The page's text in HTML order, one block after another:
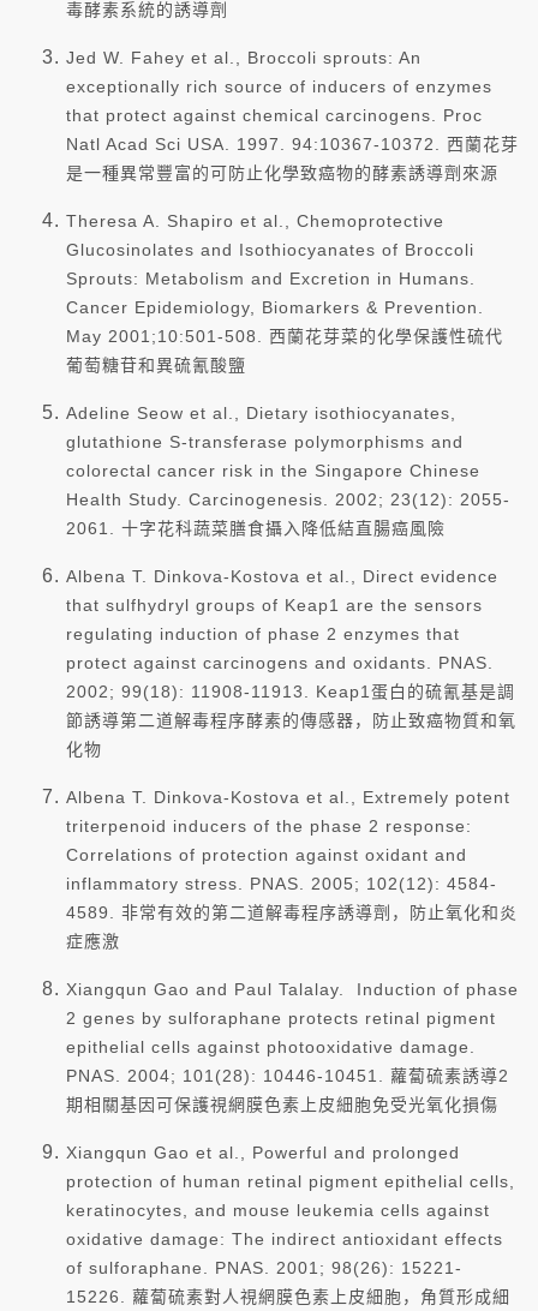
毒酵素系統的誘導劑
Jed W. Fahey et al., Broccoli sprouts: An
exceptionally rich source of inducers of enzymes
that protect against chemical carcinogens. Proc
Natl Acad Sci USA. 1997. 94:10367-10372. 西蘭花芽
是一種異常豐富的可防止化學致癌物的酵素誘導劑來源
Theresa A. Shapiro et al., Chemoprotective
Glucosinolates and Isothiocyanates of Broccoli
Sprouts: Metabolism and Excretion in Humans.
Cancer Epidemiology, Biomarkers & Prevention.
May 2001;10:501-508. 西蘭花芽菜的化學保護性硫代
葡萄糖苷和異硫氰酸鹽
Adeline Seow et al., Dietary isothiocyanates,
glutathione S-transferase polymorphisms and
colorectal cancer risk in the Singapore Chinese
Health Study. Carcinogenesis. 2002; 23(12): 2055-
2061. 十字花科蔬菜膳食攝入降低結直腸癌風險
Albena T. Dinkova-Kostova et al., Direct evidence
that sulfhydryl groups of Keap1 are the sensors
regulating induction of phase 2 enzymes that
protect against carcinogens and oxidants. PNAS.
2002; 99(18): 11908-11913. Keap1蛋白的硫氰基是調
節誘導第二道解毒程序酵素的傳感器，防止致癌物質和氧
化物
Albena T. Dinkova-Kostova et al., Extremely potent
triterpenoid inducers of the phase 2 response:
Correlations of protection against oxidant and
inflammatory stress. PNAS. 2005; 102(12): 4584-
4589. 非常有效的第二道解毒程序誘導劑，防止氧化和炎
症應激
Xiangqun Gao and Paul Talalay. Induction of phase
2 genes by sulforaphane protects retinal pigment
epithelial cells against photooxidative damage.
PNAS. 2004; 101(28): 10446-10451. 蘿蔔硫素誘導2
期相關基因可保護視網膜色素上皮細胞免受光氧化損傷
Xiangqun Gao et al., Powerful and prolonged
protection of human retinal pigment epithelial cells,
keratinocytes, and mouse leukemia cells against
oxidative damage: The indirect antioxidant effects
of sulforaphane. PNAS. 2001; 98(26): 15221-
15226. 蘿蔔硫素對人視網膜色素上皮細胞，角質形成細